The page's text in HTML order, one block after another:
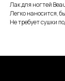
Лак для ногтей
Легко наносится,
Не требует сушки